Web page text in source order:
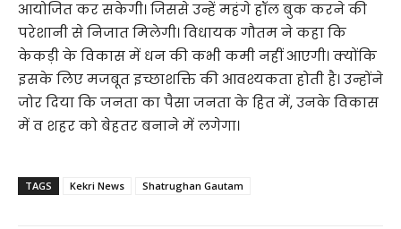
आयोजित कर सकेगी। जिससे उन्हें महंगे हॉल बुक करने की
परेशानी से निजात मिलेगी। विधायक गौतम ने कहा कि
केकड़ी के विकास में धन की कभी कमी नहीं आएगी। क्योंकि
इसके लिए मजबूत इच्छाशक्ति की आवश्यकता होती है। उन्होंने
जोर दिया कि जनता का पैसा जनता के हित में, उनके विकास
में व शहर को बेहतर बनाने में लगेगा।
TAGS Kekri News Shatrughan Gautam